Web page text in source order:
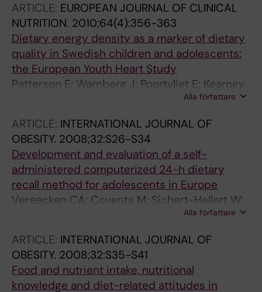
ARTICLE: EUROPEAN JOURNAL OF CLINICAL
NUTRITION. 2010;64(4):356-363
Dietary energy density as a marker of dietary
quality in Swedish children and adolescents:
the European Youth Heart Study
Patterson E; Warnberg J; Poortvliet E; Kearney
Alla författare
ARTICLE: INTERNATIONAL JOURNAL OF
OBESITY. 2008;32:S26-S34
Development and evaluation of a self-
administered computerized 24-h dietary
recall method for adolescents in Europe
Vereecken CA; Covents M; Sichert-Hellert W;
Alvira JMF; Le Donne C; De Henauw S; De
Hallstrom L; Poortvliet E; Matthys C; Plada M;
Nagy E; Moreno LA
Alla författare
ARTICLE: INTERNATIONAL JOURNAL OF
OBESITY. 2008;32:S35-S41
Food and nutrient intake, nutritional
knowledge and diet-related attitudes in